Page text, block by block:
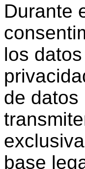
Durante
los
de datos
base